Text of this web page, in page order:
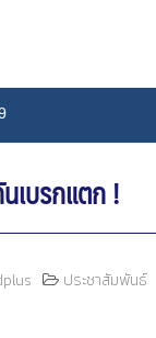
เบรกแตก !
ประชาสัมพันธ์